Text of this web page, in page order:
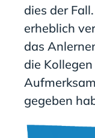
dies der Fall.
erheblich
das
die
gegeben